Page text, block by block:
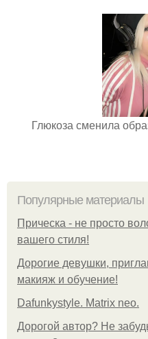
Глюкоза сменила
Популярные материалы
Прическа - не просто
вашего стиля!
Дорогие девушки,
макияж и обучение!
Dafunkystyle. Matrix neo.
Дорогой автор? Не